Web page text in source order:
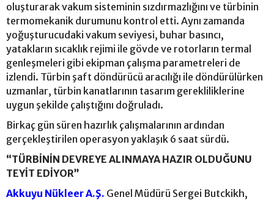
oluşturarak vakum sisteminin sızdırmazlığını ve türbinin
termomekanik durumunu kontrol etti. Aynı zamanda
yoğuşturucudaki vakum seviyesi, buhar basıncı,
yatakların sıcaklık rejimi ile gövde ve rotorların termal
genleşmeleri gibi ekipman çalışma parametreleri de
izlendi. Türbin şaft döndürücü aracılığı ile döndürülürken
uzmanlar, türbin kanatlarının tasarım gerekliliklerine
uygun şekilde çalıştığını doğruladı.
Birkaç gün süren hazırlık çalışmalarının ardından
gerçekleştirilen operasyon yaklaşık 6 saat sürdü.
“TÜRBİNİN DEVREYE ALINMAYA HAZIR OLDUĞUNU
TEYİT EDİYOR”
Akkuyu Nükleer A.Ş. Genel Müdürü Sergei Butckikh,